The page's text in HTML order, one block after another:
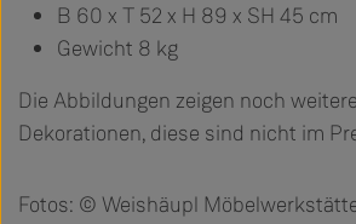
B 60 x T 52 x H 89 x SH 45 cm
Gewicht 8 kg
Die Abbildungen zeigen noch
Dekorationen, diese sind nicht im
Fotos: © Weishäupl